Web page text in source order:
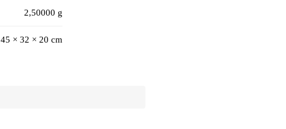
2,50000 g
45 × 32 × 20 cm